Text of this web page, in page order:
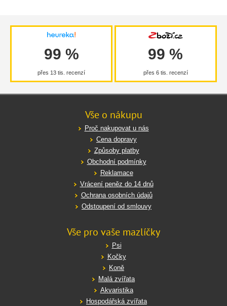
99 %
přes 13 tis. recenzí
99 %
přes 6 tis. recenzí
Vše o nákupu
Proč nakupovat u nás
Cena dopravy
Způsoby platby
Obchodní podmínky
Reklamace
Vrácení peněz do 14 dnů
Ochrana osobních údajů
Odstoupení od smlouvy
Vše pro vaše mazlíčky
Psi
Kočky
Koně
Malá zvířata
Akvaristika
Hospodářská zvířata